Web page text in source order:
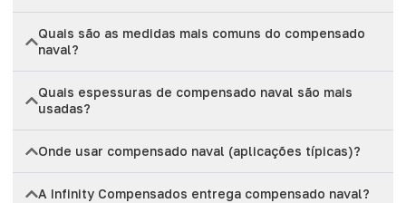
Quais são as medidas mais comuns do compensado
naval?
Quais espessuras de compensado naval são mais
usadas?
Onde usar compensado naval (aplicações típicas)?
A Infinity Compensados entrega compensado naval?